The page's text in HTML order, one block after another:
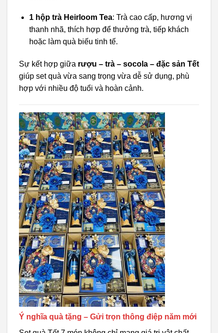
1 hộp trà Heirloom Tea: Trà cao cấp, hương vị
thanh nhã, thích hợp để thưởng trà, tiếp khách
hoặc làm quà biếu tinh tế.
Sự kết hợp giữa rượu – trà – socola – đặc sản Tết
giúp set quà vừa sang trọng vừa dễ sử dụng, phù
hợp với nhiều độ tuổi và hoàn cảnh.
Ý nghĩa quà tặng – Gửi trọn thông điệp năm mới